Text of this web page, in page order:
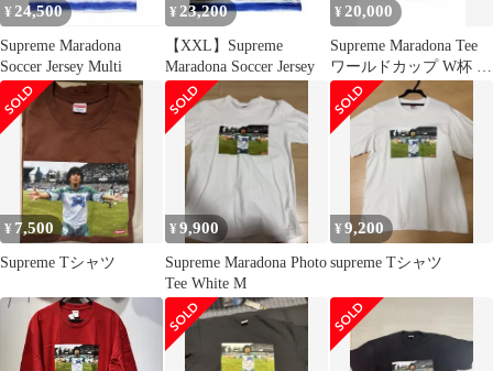
¥ 24,500
Supreme Maradona
Soccer Jersey Multi
¥ 23,200
【XXL】Supreme
Maradona Soccer Jersey
¥ 20,000
Supreme Maradona Tee
ワールドカップ W杯 ア
ルゼンチン
¥ 7,500
Supreme Tシャツ
¥9,900
Supreme Maradona Photo
Tee White M
¥9,200
supreme Tシャツ